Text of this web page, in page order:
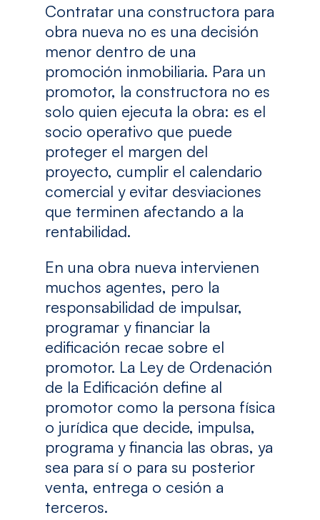
Contratar una constructora para
obra nueva no es una decisión
menor dentro de una
promoción inmobiliaria. Para un
promotor, la constructora no es
solo quien ejecuta la obra: es el
socio operativo que puede
proteger el margen del
proyecto, cumplir el calendario
comercial y evitar desviaciones
que terminen afectando a la
rentabilidad.
En una obra nueva intervienen
muchos agentes, pero la
responsabilidad de impulsar,
programar y financiar la
edificación recae sobre el
promotor. La Ley de Ordenación
de la Edificación define al
promotor como la persona física
o jurídica que decide, impulsa,
programa y financia las obras, ya
sea para sí o para su posterior
venta, entrega o cesión a
terceros.